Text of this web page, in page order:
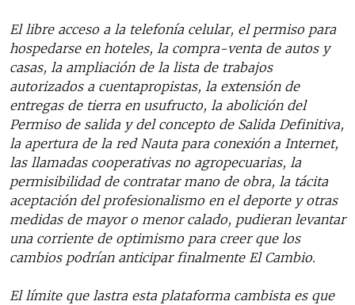
El libre acceso a la telefonía celular, el permiso para
hospedarse en hoteles, la compra-venta de autos y
casas, la ampliación de la lista de trabajos
autorizados a cuentapropistas, la extensión de
entregas de tierra en usufructo, la abolición del
Permiso de salida y del concepto de Salida Definitiva,
la apertura de la red Nauta para conexión a Internet,
las llamadas cooperativas no agropecuarias, la
permisibilidad de contratar mano de obra, la tácita
aceptación del profesionalismo en el deporte y otras
medidas de mayor o menor calado, pudieran levantar
una corriente de optimismo para creer que los
cambios podrían anticipar finalmente El Cambio.
El límite que lastra esta plataforma cambista es que